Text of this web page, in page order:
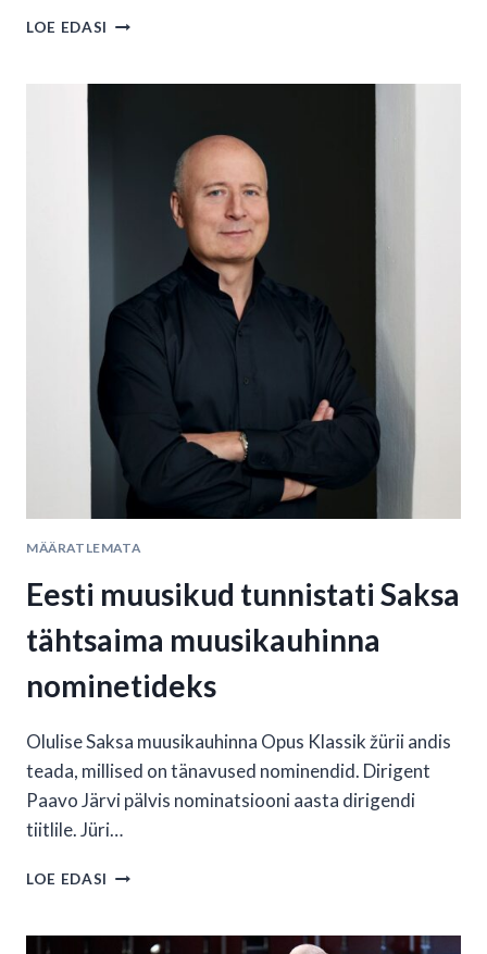
LOE EDASI PÄRNU
DIRIGEERIB
MÄÄRATLEMATA
Eesti muusikud tunnistati Saksa
tähtsaima muusikauhinna
nominetideks
Olulise Saksa muusikauhinna Opus Klassik žürii andis
teada, millised on tänavused nominendid.​ Dirigent
Paavo Järvi pälvis nominatsiooni aasta dirigendi
tiitlile. Jüri…
LOE EDASI EESTI
SAKSA